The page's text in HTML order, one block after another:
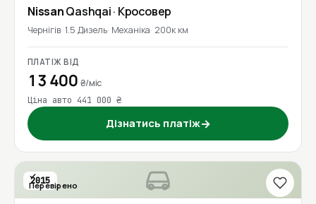
NissanQashqai· Кросовер
Чернігів 1.5 Дизель Механіка 200к км
ПЛАТІЖ ВІД
13 400 ₴/міс
Ціна авто 441 000 ₴
Дізнатись платіж→
2015
Перевірено